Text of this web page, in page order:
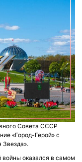
Совета СССР
«Город-Герой» с
Звезда».
войны оказался в самом